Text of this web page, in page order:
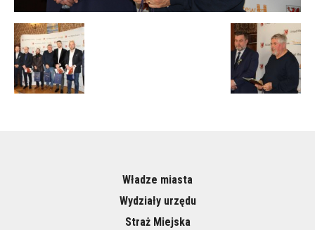
Władze miasta
Wydziały urzędu
Straż Miejska